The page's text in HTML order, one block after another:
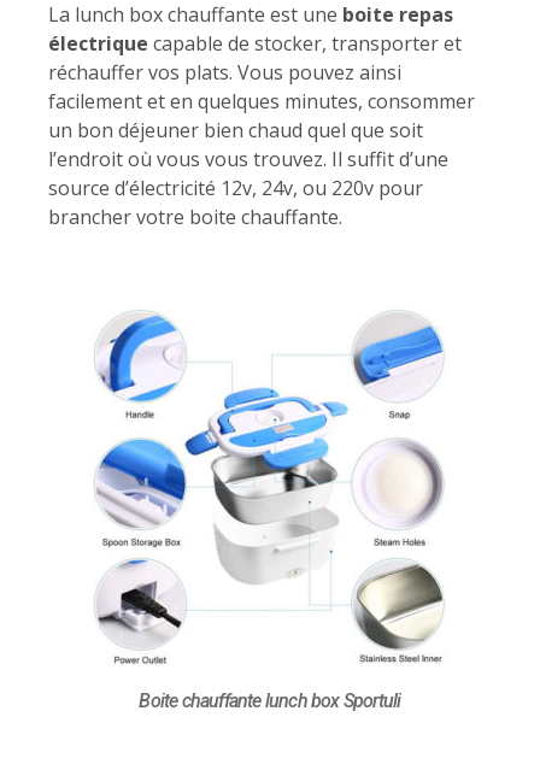
La lunch box chauffante est une boite repas
électrique capable de stocker, transporter et
réchauffer vos plats. Vous pouvez ainsi
facilement et en quelques minutes, consommer
un bon déjeuner bien chaud quel que soit
l’endroit où vous vous trouvez. Il suffit d’une
source d’électricité 12v, 24v, ou 220v pour
brancher votre boite chauffante.
Boite chauffante lunch box Sportuli